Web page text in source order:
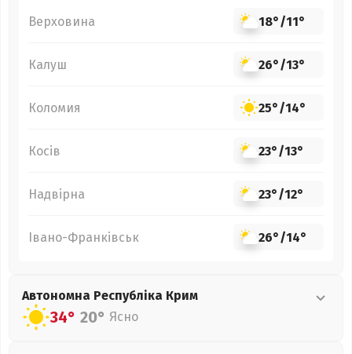
Верховина 18°/11°
Калуш 26°/13°
Коломия 25°/14°
Косів 23°/13°
Надвірна 23°/12°
Івано-Франківськ 26°/14°
Автономна Республіка Крим
34° 20° Ясно